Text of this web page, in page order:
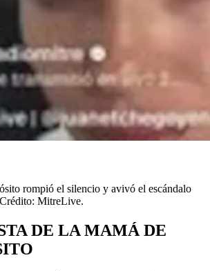
rompió el silencio y avivó el escándalo
MitreLive.
DE LA MAMÁ DE